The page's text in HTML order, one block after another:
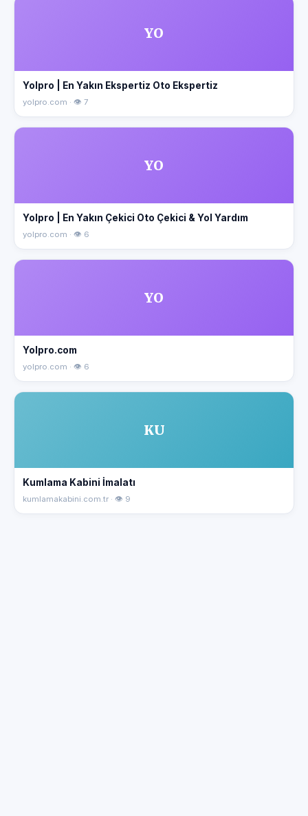
YO
Yolpro | En Yakın Ekspertiz Oto Ekspertiz
yolpro.com · 👁 7
YO
Yolpro | En Yakın Çekici Oto Çekici & Yol Yardım
yolpro.com · 👁 6
YO
Yolpro.com
yolpro.com · 👁 6
KU
Kumlama Kabini İmalatı
kumlamakabini.com.tr · 👁 9